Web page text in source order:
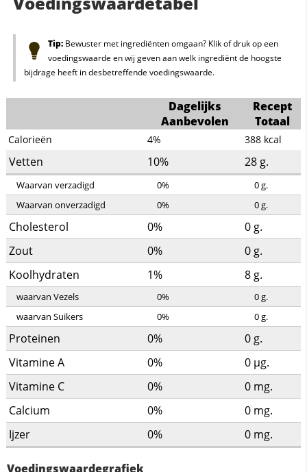
Tip:Bewuster met ingrediënten omgaan? Klik of druk op een
voedingswaarde en wij geven aan welk ingrediënt de hoogste
bijdrage heeft in desbetreffende voedingswaarde.
Dagelijks
Aanbevolen
Recept
Totaal
Calorieën 4% 388 kcal
Vetten 10% 28 g.
Waarvan verzadigd 0% 0g.
Waarvan onverzadigd
0% 0g.
Cholesterol 0% 0 g.
Zout
0% 0 g.
Koolhydraten
1% 8 g.
waarvan Vezels 0% 0g.
waarvan Suikers
0% 0g.
Proteinen 0% 0 g.
Vitamine A
0% 0 µg.
Vitamine C
0% 0 mg.
Calcium
0% 0 mg.
Ijzer
0% 0 mg.
Voedingswaardegrafiek